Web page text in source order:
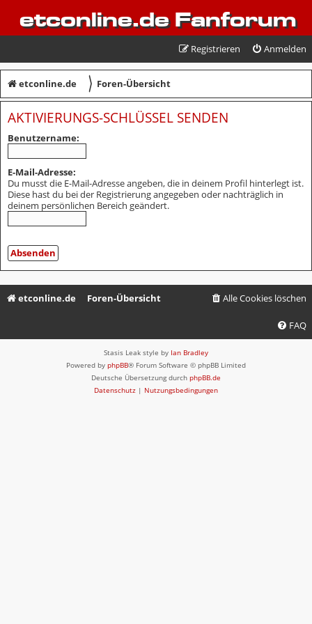
etconline.de Fanforum
Anmelden
Registrieren
etconline.de 〉 Foren-Übersicht
AKTIVIERUNGS-SCHLÜSSEL SENDEN
Benutzername:
E-Mail-Adresse:
Du musst die E-Mail-Adresse angeben, die in deinem Profil hinterlegt ist.
Diese hast du bei der Registrierung angegeben oder nachträglich in
deinem persönlichen Bereich geändert.
etconline.de Foren-Übersicht Alle Cookies löschen
FAQ
Stasis Leak style by Ian Bradley
Powered by phpBB® Forum Software © phpBB Limited
Deutsche Übersetzung durch phpBB.de
Datenschutz | Nutzungsbedingungen